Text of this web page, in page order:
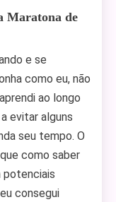
Maratona de
e se
como eu, não
ao longo
evitar alguns
seu tempo. O
como saber
potenciais
consegui